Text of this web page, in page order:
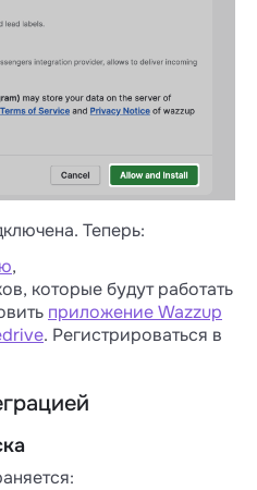
Теперь:
,
которые будут работать
приложение Wazzup
. Регистрироваться в